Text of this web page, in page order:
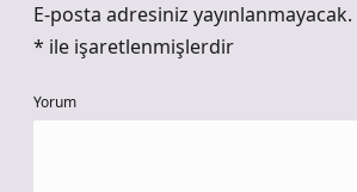
E-posta adresiniz yayınlanmayacak.
* ile işaretlenmişlerdir
Yorum